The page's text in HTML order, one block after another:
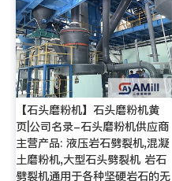
【石头磨粉机】石头磨粉机黄
页|公司名录-石头磨粉机供应商
主营产品: 液压岩石劈裂机,混凝
土磨粉机,大型石头劈裂机 岩石
劈裂机通用于各种坚硬岩石的无